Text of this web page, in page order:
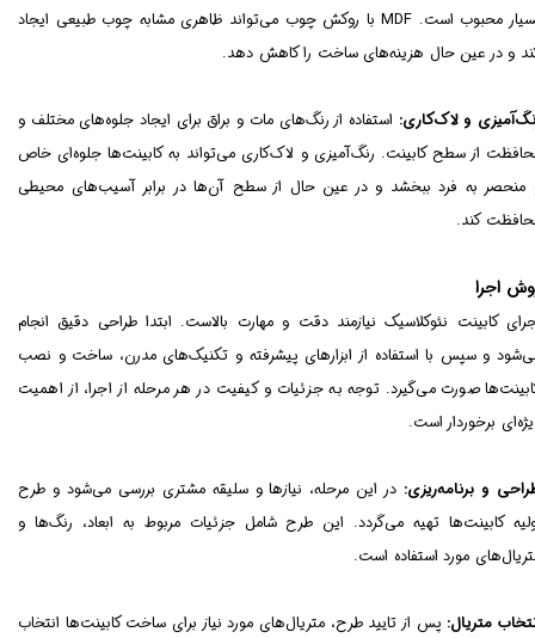
بسیار محبوب است. MDF با روکش چوب می‌تواند ظاهری مشابه چوب طبیعی ایجاد
و در عین حال هزینه‌های ساخت را کاهش دهد.
و لاک‌کاری: استفاده از رنگ‌های مات و براق برای ایجاد جلوه‌های مختلف و
از سطح کابینت. رنگ‌آمیزی و لاک‌کاری می‌تواند به کابینت‌ها جلوه‌ای خاص
منحصر به فرد ببخشد و در عین حال از سطح آن‌ها در برابر آسیب‌های محیطی
کند.
اجرا
کابینت نئوکلاسیک نیازمند دقت و مهارت بالاست. ابتدا طراحی دقیق انجام
و سپس با استفاده از ابزارهای پیشرفته و تکنیک‌های مدرن، ساخت و نصب
صورت می‌گیرد. توجه به جزئیات و کیفیت در هر مرحله از اجرا، از اهمیت
برخوردار است.
و برنامه‌ریزی: در این مرحله، نیازها و سلیقه مشتری بررسی می‌شود و طرح
کابینت‌ها تهیه می‌گردد. این طرح شامل جزئیات مربوط به ابعاد، رنگ‌ها و
مورد استفاده است.
متریال: پس از تایید طرح، متریال‌های مورد نیاز برای ساخت کابینت‌ها انتخاب